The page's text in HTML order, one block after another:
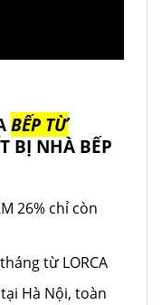
BẾP TỪ
BỊ NHÀ BẾP
26% chỉ còn
từ LORCA
Hà Nội, toàn